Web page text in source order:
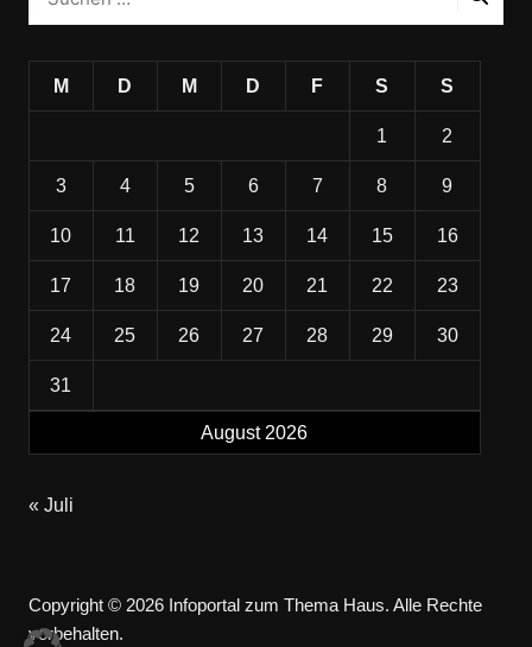
August 2026
M D M D F S S
1 2
3 4 5 6 7 8 9
10 11 12 13 14 15 16
17 18 19 20 21 22 23
24 25 26 27 28 29 30
31
« Juli
Copyright © 2026 Infoportal zum Thema Haus. Alle Rechte
vorbehalten.